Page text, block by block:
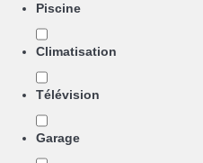
Piscine
Climatisation
Télévision
Garage